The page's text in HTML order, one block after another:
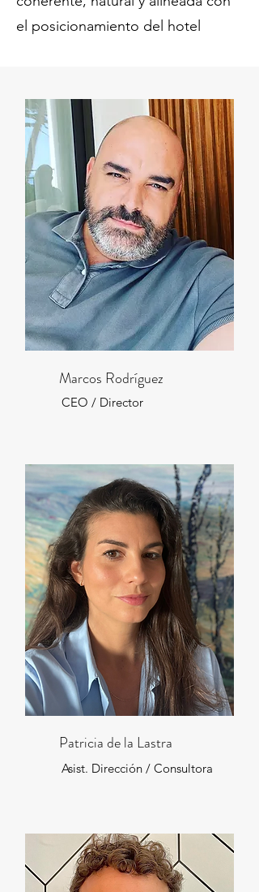
el posicionamiento del hotel
Marcos Rodríguez
CEO / Director
Patricia de la Lastra
Asist. Dirección / Consultora